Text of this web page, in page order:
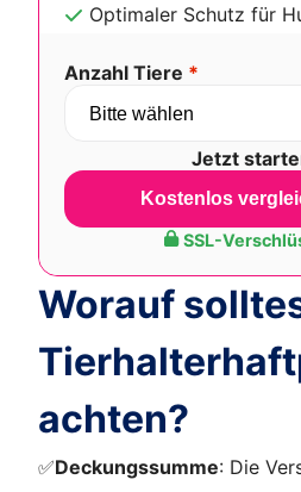
Optimaler Schutz für
Anzahl Tiere *
Jetzt
Kostenlos
SSL-
Worauf
achten?
✅Deckungssumme: Die